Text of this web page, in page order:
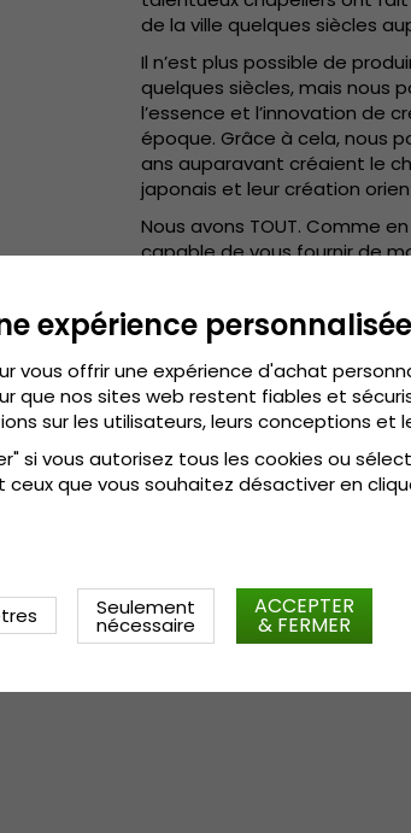
de la ville quelques siècles
Il n’est plus possible de
quelques siècles, mais nous
l’essence et l’innovation de
époque. Grâce à cela, nous
ans auparavant créaient le
japonais et leur création
Nous avons TOUT. Comme
capable de vous fournir de
très intéressants. Créé sur
différentes parties de
centaines d’années
Informations détaillées:
Visière : 4 cm
Composition : coton / polyester.
Composition : coton / polyester.
OSFA - 56-61 cm
expérience personnalisée
vous offrir une expérience d'achat
que nos sites web restent fiables et
sur les utilisateurs, leurs conceptions et
si vous autorisez tous les cookies ou
que vous souhaitez désactiver en
Seulement
nécessaire
ACCEPTER
& FERMER